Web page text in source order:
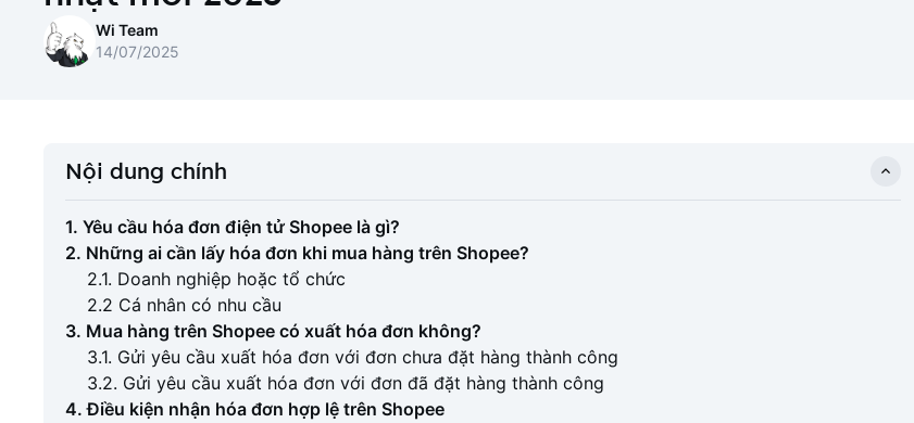
Wi Team
14/07/2025
Nội dung chính
1. Yêu cầu hóa đơn điện tử Shopee là gì?
2. Những ai cần lấy hóa đơn khi mua hàng trên Shopee?
2.1. Doanh nghiệp hoặc tổ chức
2.2 Cá nhân có nhu cầu
3. Mua hàng trên Shopee có xuất hóa đơn không?
3.1. Gửi yêu cầu xuất hóa đơn với đơn chưa đặt hàng thành công
3.2. Gửi yêu cầu xuất hóa đơn với đơn đã đặt hàng thành công
4. Điều kiện nhận hóa đơn hợp lệ trên Shopee